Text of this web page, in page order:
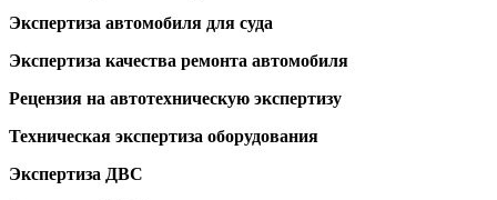
Экспертиза автомобиля для суда
Экспертиза качества ремонта автомобиля
Рецензия на автотехническую экспертизу
Техническая экспертиза оборудования
Экспертиза ДВС